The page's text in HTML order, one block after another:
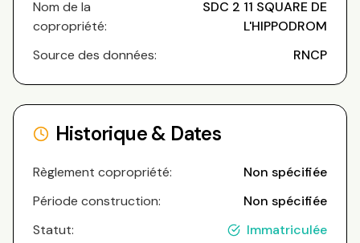
Nom de la
copropriété:
SDC 2 11 SQUARE DE
L'HIPPODROM
Source des données:
RNCP
Historique & Dates
Règlement copropriété:
Non spécifiée
Période construction:
Non spécifiée
Statut:
Immatriculée